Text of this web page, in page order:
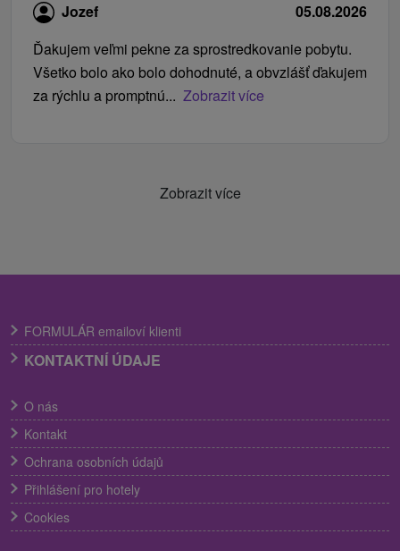
Jozef
05.08.2026
Ďakujem veľmi pekne za sprostredkovanie pobytu.
Všetko bolo ako bolo dohodnuté, a obvzlášť ďakujem
za rýchlu a promptnú... Zobrazit více
Zobrazit více
FORMULÁR emailoví klienti
KONTAKTNÍ ÚDAJE
O nás
Kontakt
Ochrana osobních údajů
Přihlášení pro hotely
Cookies